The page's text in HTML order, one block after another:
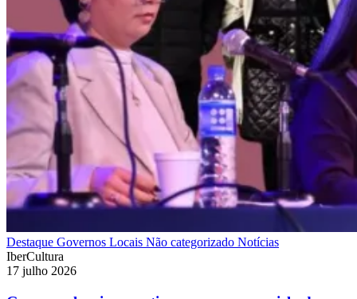
Destaque Governos Locais Não categorizado Notícias
IberCultura
17 julho 2026